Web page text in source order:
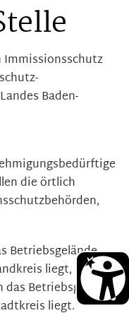
Baden-
die örtlich
Betriebsgelände
liegt,
Betriebsgelände
liegt.